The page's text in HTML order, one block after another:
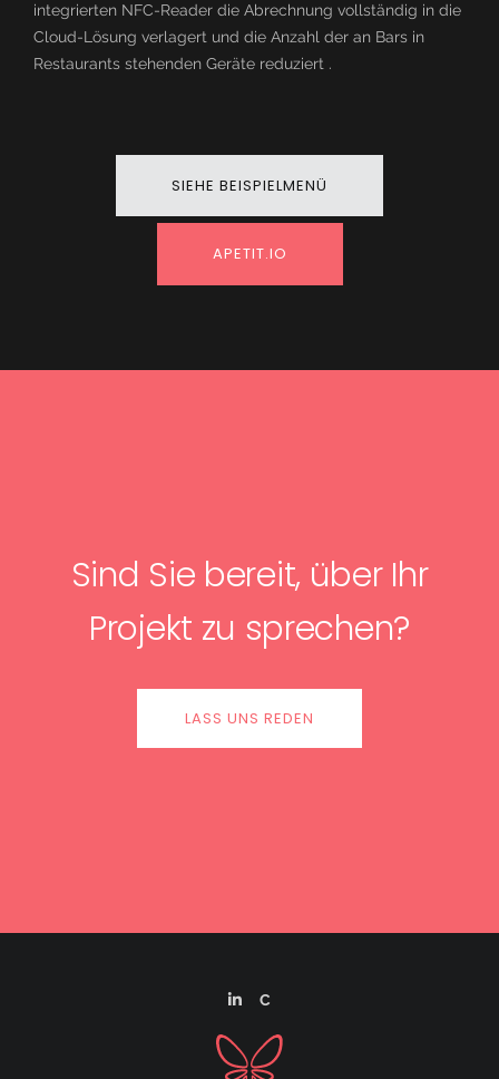
integrierten NFC-Reader die Abrechnung vollständig in die
Cloud-Lösung verlagert und die Anzahl der an Bars in
Restaurants stehenden Geräte reduziert .
SIEHE BEISPIELMENÜ
APETIT.IO
Sind Sie bereit, über Ihr
Projekt zu sprechen?
LASS UNS REDEN
C